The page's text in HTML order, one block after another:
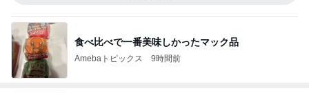
食べ比べで一番美味しかったマック品
Amebaトピックス 9時間前